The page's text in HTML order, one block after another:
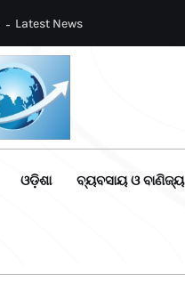
Latest News
ଓଡ଼ିଶା ବ୍ୟବସାୟ ଓ ବାଣିଜ୍ୟ